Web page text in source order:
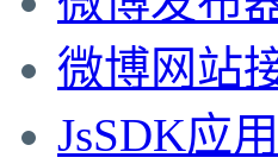
微博网站
JsSDK应